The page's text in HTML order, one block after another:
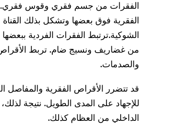
الفقرات من جسم فقري وقوس فقري.
الفقرية فوق بعضها وتشكل بذلك
الشوكية.ترتبط الفقرات الفردية
من غضاريف ونسيج ضام. تربط
والصدمات.
قد تتضرر الأقراص الفقرية والمفاصل
للإجهاد على المدى الطويل. نتيجة
الداخلي من العظام كذلك.